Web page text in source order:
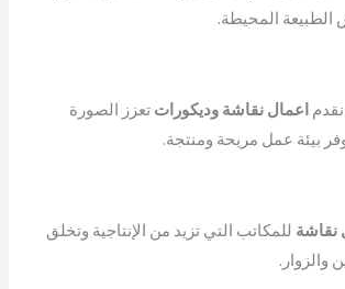
الطبيعة المحيطة.
نقدماعمال نقاشة وديكورات تعزز الصورة
بيئة عمل مريحة ومنتجة.
نقاشة للمكاتب التي تزيد من الإنتاجية وتخلق
والزوار.